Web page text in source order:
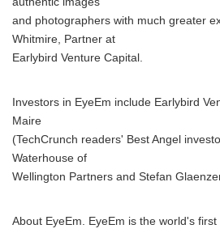
and photographers with much greater
Whitmire, Partner at
Earlybird Venture Capital.
Investors in EyeEm include Earlybird
Maire
(TechCrunch readers' Best Angel
Waterhouse of
Wellington Partners and Stefan
About EyeEm. EyeEm is the world's